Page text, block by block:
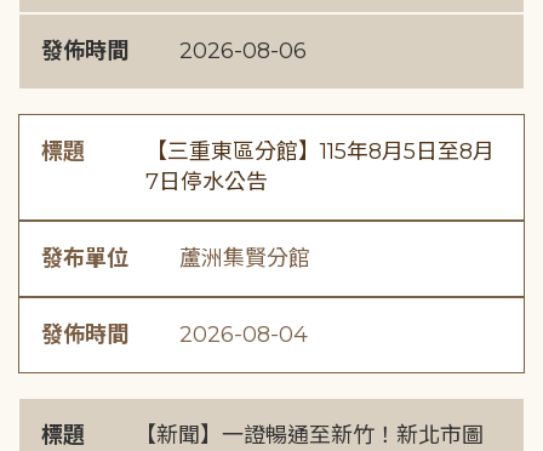
發佈時間 2026-08-06
標題
【三重東區分館】115年8月5日至8月
7日停水公告
發布單位 蘆洲集賢分館
發佈時間 2026-08-04
標題
【新聞】一證暢通至新竹！新北市圖